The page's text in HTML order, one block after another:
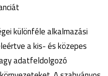
különféle alkalmazási
a kis- és közepes
adatfeldolgozó